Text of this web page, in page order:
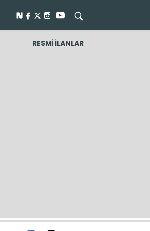
RESMİ İLANLAR